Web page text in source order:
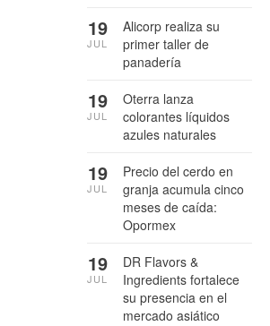
Alicorp realiza su
primer taller de
panadería
19
JUL
Oterra lanza
colorantes líquidos
azules naturales
19
JUL
Precio del cerdo en
granja acumula cinco
meses de caída:
Opormex
19
JUL
DR Flavors &
Ingredients fortalece
su presencia en el
mercado asiático
19
JUL